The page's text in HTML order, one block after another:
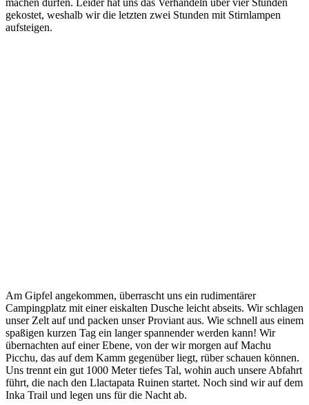
gekostet, weshalb wir die letzten zwei Stunden mit Stirnlampen
aufsteigen.
Am Gipfel angekommen, überrascht uns ein rudimentärer
Campingplatz mit einer eiskalten Dusche leicht abseits. Wir schlagen
unser Zelt auf und packen unser Proviant aus. Wie schnell aus einem
spaßigen kurzen Tag ein langer spannender werden kann! Wir
übernachten auf einer Ebene, von der wir morgen auf Machu
Picchu, das auf dem Kamm gegenüber liegt, rüber schauen können.
Uns trennt ein gut 1000 Meter tiefes Tal, wohin auch unsere Abfahrt
führt, die nach den Llactapata Ruinen startet. Noch sind wir auf dem
Inka Trail und legen uns für die Nacht ab.